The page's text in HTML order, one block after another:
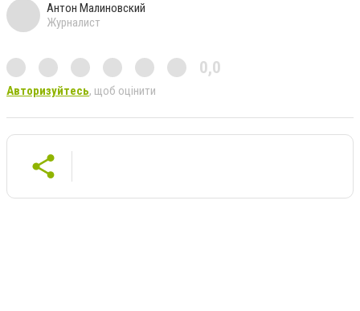
Антон Малиновский
Журналист
0,0
Авторизуйтесь, щоб оцінити